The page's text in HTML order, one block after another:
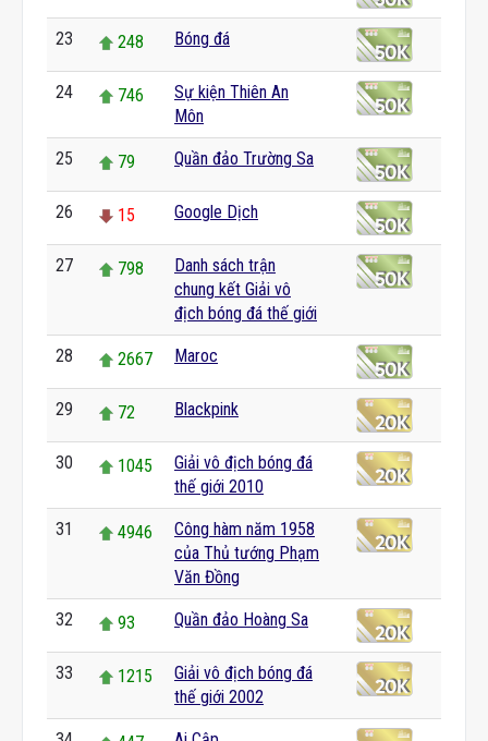
23 248 Bóng đá
24 746
Sự kiện Thiên An
Môn
25 79 Quần đảo Trường Sa
26 15 Google Dịch
27 798
Danh sách trận
chung kết Giải vô
địch bóng đá thế giới
28 2667 Maroc
29 72 Blackpink
30 1045
Giải vô địch bóng đá
thế giới 2010
31 4946
Công hàm năm 1958
của Thủ tướng Phạm
Văn Đồng
32 93 Quần đảo Hoàng Sa
33 1215
Giải vô địch bóng đá
thế giới 2002